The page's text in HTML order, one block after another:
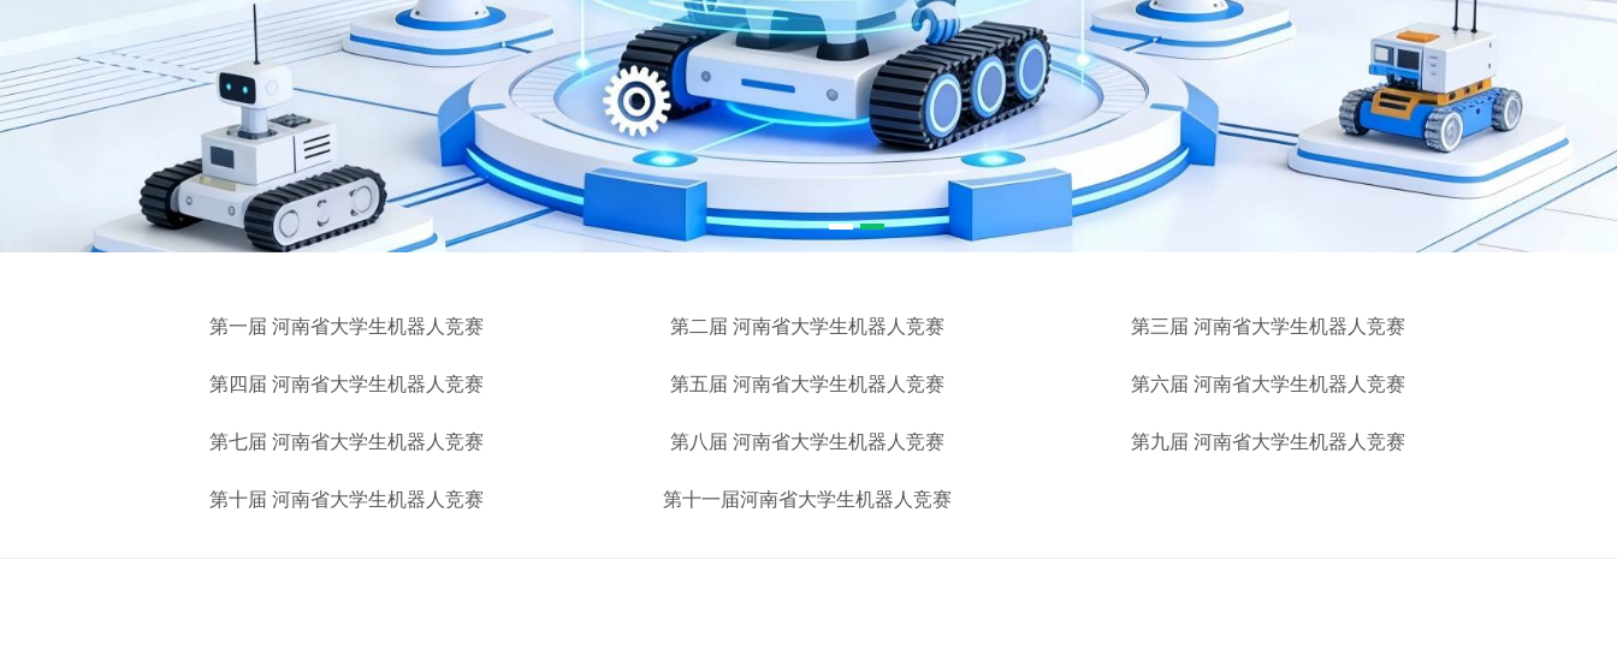
1 2
第一届 河南省大学生机器人竞赛 第二届 河南省大学生机器人竞赛 第三届 河南省大学生机器人竞赛
第四届 河南省大学生机器人竞赛 第五届 河南省大学生机器人竞赛 第六届 河南省大学生机器人竞赛
第七届 河南省大学生机器人竞赛 第八届 河南省大学生机器人竞赛 第九届 河南省大学生机器人竞赛
第十届 河南省大学生机器人竞赛 第十一届河南省大学生机器人竞赛